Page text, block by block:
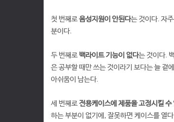
첫 번째로음성지원이 안된다는 것이다. 자
분이다.
두 번째로 백라이트 기능이 없다는 것이다.
은 공부할 때만 쓰는 것이라기 보다는 늘 곁
아쉬움이 남는다.
세 번째로전용케이스에 제품을 고정시킬 수
하는 부분이 없기에, 잘못하면 케이스를 열